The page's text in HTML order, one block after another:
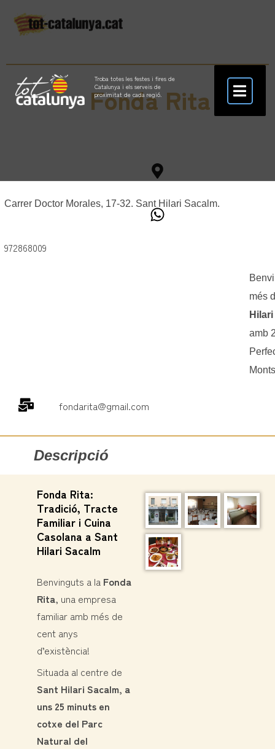
Troba totes les festes i fires de
Catalunya i els serveis de
proximitat de cada regió.
Fonda Rita
Carrer Doctor Morales, 17-32. Sant Hilari Sacalm.
972868009
més
amb
fondarita@gmail.com
Descripció
Fonda Rita:
Tradició, Tracte
Familiar i Cuina
Casolana a Sant
Hilari Sacalm
Benvinguts a la Fonda
Rita, una empresa
familiar amb més de
cent anys
d’existència!
Situada al centre de
Sant Hilari Sacalm, a
uns 25 minuts en
cotxe del Parc
Natural del